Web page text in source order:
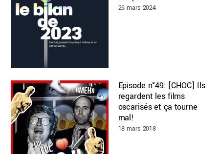
26 mars 2024
Episode n°49: [CHOC] Ils
regardent les films
oscarisés et ça tourne
mal!
18 mars 2018